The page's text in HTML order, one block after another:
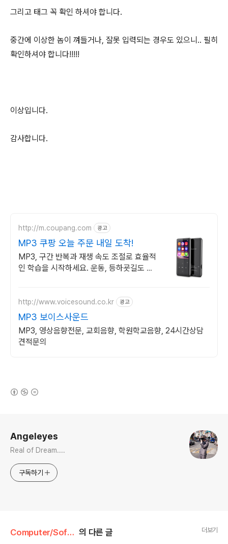
그리고 태그 꼭 확인 하셔야 합니다.
중간에 이상한 놈이 껴들거나, 잘못 입력되는 경우도 있으니.. 필히
확인하셔야 합니다!!!!!
이상입니다.
감사합니다.
http://m.coupang.com 광고
MP3 쿠팡 오늘 주문 내일 도착!
MP3, 구간 반복과 재생 속도 조절로 효율적
인 학습을 시작하세요. 운동, 등하굣길도 부
http://www.voicesound.co.kr 광고
MP3 보이스사운드
MP3, 영상음향전문, 교회음향, 학원학교음향, 24시간상담
견적문의
Angeleyes
Real of Dream....
구독하기
Computer/Software 의 다른 글 더보기